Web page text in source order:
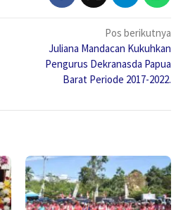
Pos berikutnya
Juliana Mandacan Kukuhkan
Pengurus Dekranasda Papua
Barat Periode 2017-2022.